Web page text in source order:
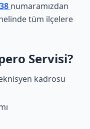
numaramızdan
tüm ilçelere
Servisi?
kadrosu